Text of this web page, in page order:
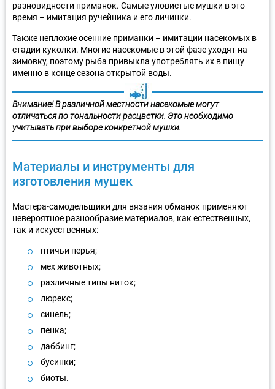
разновидности приманок. Самые уловистые мушки в это
время – имитация ручейника и его личинки.
Также неплохие осенние приманки – имитации насекомых в
стадии куколки. Многие насекомые в этой фазе уходят на
зимовку, поэтому рыба привыкла употреблять их в пищу
именно в конце сезона открытой воды.
Внимание! В различной местности насекомые могут
отличаться по тональности расцветки. Это необходимо
учитывать при выборе конкретной мушки.
Материалы и инструменты для
изготовления мушек
Мастера-самодельщики для вязания обманок применяют
невероятное разнообразие материалов, как естественных,
так и искусственных:
птичьи перья;
мех животных;
различные типы ниток;
люрекс;
синель;
пенка;
даббинг;
бусинки;
биоты.